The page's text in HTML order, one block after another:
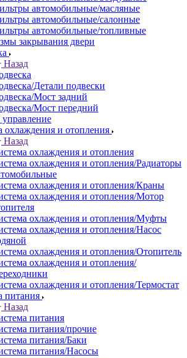
автомобильные/масляные
автомобильные/салонные
автомобильные/топливные
закрывания двери
Назад
Детали подвески
Мост задний
Мост передний
управление
охлаждения и отопления
Назад
охлаждения и отопления
охлаждения и отопления/Радиаторы
охлаждения и отопления/Краны
охлаждения и отопления/Мотор
охлаждения и отопления/Муфты
охлаждения и отопления/Насос
охлаждения и отопления/Отопитель
охлаждения и отопления/
охлаждения и отопления/Термостат
питания
Назад
питания
питания/прочие
питания/Баки
питания/Насосы